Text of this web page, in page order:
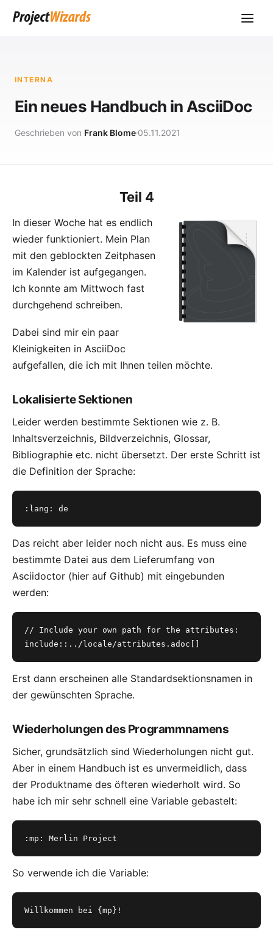
INTERNA
Ein neues Handbuch in AsciiDoc
Geschrieben von Frank Blome 05.11.2021
Teil 4
In dieser Woche hat es endlich
wieder funktioniert. Mein Plan
mit den geblockten Zeitphasen
im Kalender ist aufgegangen.
Ich konnte am Mittwoch fast
durchgehend schreiben.
Dabei sind mir ein paar
Kleinigkeiten in AsciiDoc
aufgefallen, die ich mit Ihnen teilen möchte.
Lokalisierte Sektionen
Leider werden bestimmte Sektionen wie z. B.
Inhaltsverzeichnis, Bildverzeichnis, Glossar,
Bibliographie etc. nicht übersetzt. Der erste Schritt ist
die Definition der Sprache:
:lang: de
Das reicht aber leider noch nicht aus. Es muss eine
bestimmte Datei aus dem Lieferumfang von
Asciidoctor (hier auf Github) mit eingebunden
werden:
// Include your own path for the attributes:
include::../locale/attributes.adoc[]
Erst dann erscheinen alle Standardsektionsnamen in
der gewünschten Sprache.
Wiederholungen des Programmnamens
Sicher, grundsätzlich sind Wiederholungen nicht gut.
Aber in einem Handbuch ist es unvermeidlich, dass
der Produktname des öfteren wiederholt wird. So
habe ich mir sehr schnell eine Variable gebastelt:
:mp: Merlin Project
So verwende ich die Variable:
Willkommen bei {mp}!